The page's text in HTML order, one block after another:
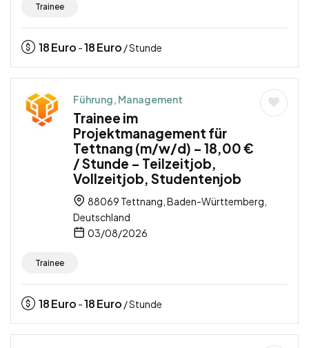
Trainee
18Euro -18Euro / Stunde
Führung, Management
Trainee im
Projektmanagement für
Tettnang (m/w/d) – 18,00 €
/ Stunde – Teilzeitjob,
Vollzeitjob, Studentenjob
88069 Tettnang, Baden-Württemberg,
Deutschland
03/08/2026
Trainee
18Euro -18Euro / Stunde